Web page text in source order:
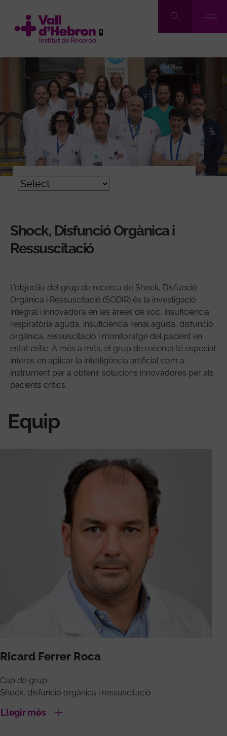
contingut
Shock, Disfunció Orgànica i
Ressuscitació
L'objectiu del grup de recerca de Shock, Disfunció
Orgànica i Ressuscitació (SODIR) és la investigació
integral i innovadora en les àrees de xoc, insuficiència
respiratòria aguda, insuficiència renal aguda, disfunció
orgànica, ressuscitació i monitoratge del pacient en
estat crític. A més a més, el grup de recerca té especial
interès en aplicar la intel·ligència artificial com a
instrument per a obtenir solucions innovadores per als
pacients crítics.
Equip
Ricard Ferrer Roca
Cap de grup
Shock, disfunció orgànica i ressuscitació
Llegir més